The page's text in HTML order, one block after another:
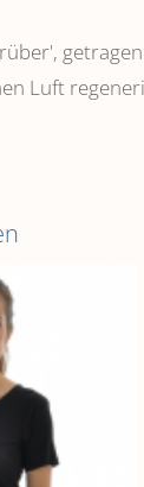
Luft